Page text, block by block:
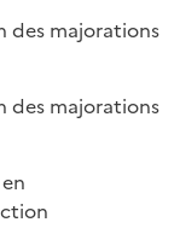
des majorations
des majorations